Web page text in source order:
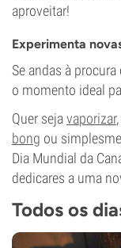
aproveitar!
Experimenta
Se andas à
o momento ideal
Quer sejavaporizar
bong ou
Dia Mundial da
dedicares a uma
Todos os